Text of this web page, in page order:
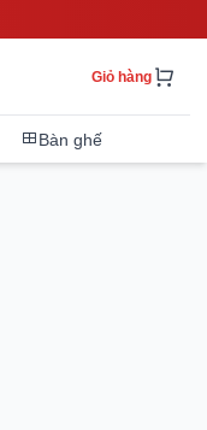
Giỏ hàng
Bàn ghế